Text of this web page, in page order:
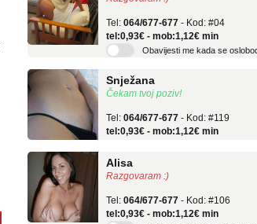
064/677-677
tel:0,93€ - mob:1,12€ min
Obavijesti me kada se oslobodi
Čekam tvoj poziv!
064/677-677
tel:0,93€ - mob:1,12€ min
Razgovaram :)
064/677-677
tel:0,93€ - mob:1,12€ min
Obavijesti me kada se oslobodi